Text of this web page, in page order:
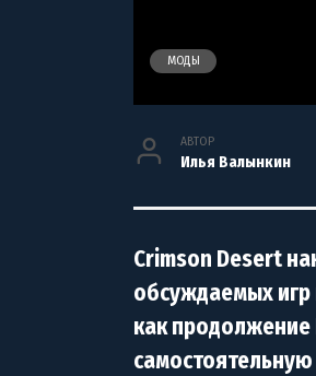
МОДЫ
АВТОР
Илья Валынкин
Crimson Desert
обсуждаемых игр
как